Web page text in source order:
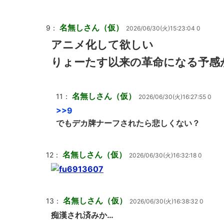
9： 名無しさん（仮） 2026/06/30(火)15:23:04 0
アニメ化して欲しい
りょーたす以来の革命になる予感
11： 名無しさん（仮） 2026/06/30(火)16:27:55 0
>>9
でもデカ牌ナーフされたら悲しくない？
12： 名無しさん（仮） 2026/06/30(火)16:32:18 0
13： 名無しさん（仮） 2026/06/30(火)16:38:32 0
痴漢され済みか…